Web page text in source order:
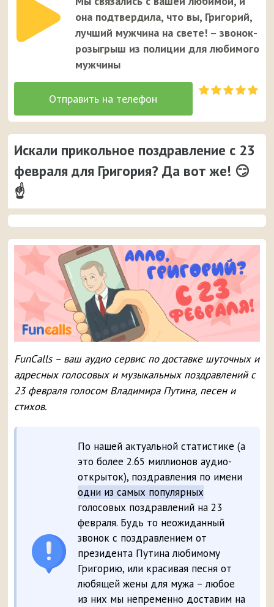
она подтвердила, что вы, Григорий,
лучший мужчина на свете! – звонок-
розыгрыш из полиции для любимого
мужчины
Искали прикольное поздравление с 23
февраля для Григория? Да вот же! 😏
☝
FunCalls – ваш аудио сервис по доставке шуточных и
адресных голосовых и музыкальных поздравлений с
23 февраля голосом Владимира Путина, песен и
стихов.
По нашей актуальной статистике (а
это более 2.65 миллионов аудио-
открыток), поздравления по имени
одни из самых популярных
голосовых поздравлений на 23
февраля. Будь то неожиданный
звонок с поздравлением от
президента Путина любимому
Григорию, или красивая песня от
любящей жены для мужа – любое
из них мы непременно доставим на